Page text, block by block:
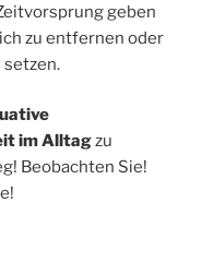
geben
zu entfernen oder
im Alltagzu
Beobachten Sie!